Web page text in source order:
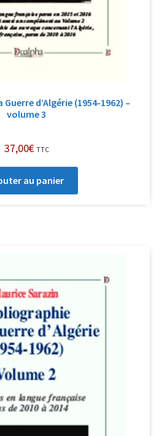
d’Algérie (1954-1962) –
volume 3
37,00€ TTC
au panier